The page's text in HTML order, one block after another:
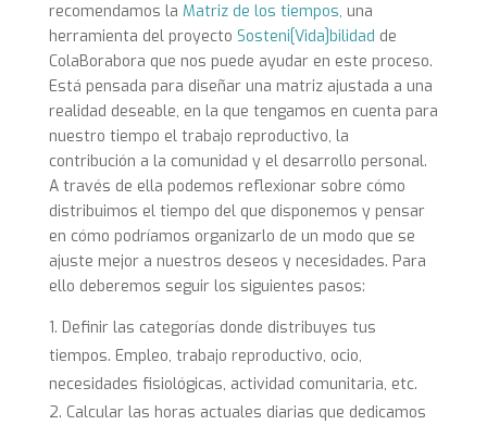
recomendamos la Matriz de los tiempos, una
herramienta del proyecto Sosteni[Vida]bilidad de
ColaBorabora que nos puede ayudar en este proceso.
Está pensada para diseñar una matriz ajustada a una
realidad deseable, en la que tengamos en cuenta para
nuestro tiempo el trabajo reproductivo, la
contribución a la comunidad y el desarrollo personal.
A través de ella podemos reflexionar sobre cómo
distribuimos el tiempo del que disponemos y pensar
en cómo podríamos organizarlo de un modo que se
ajuste mejor a nuestros deseos y necesidades. Para
ello deberemos seguir los siguientes pasos:
Definir las categorías donde distribuyes tus
tiempos. Empleo, trabajo reproductivo, ocio,
necesidades fisiológicas, actividad comunitaria, etc.
Calcular las horas actuales diarias que dedicamos